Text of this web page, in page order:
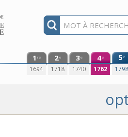
1 re
1694
2e
1718
3e
1740
4e
1762
5e
1798